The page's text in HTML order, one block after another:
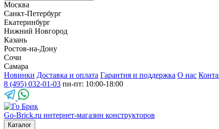
Москва
Санкт-Петербург
Екатеринбург
Нижний Новгород
Казань
Ростов-на-Дону
Сочи
Самара
Новинки Доставка и оплата Гарантия и поддержка О нас
8 (495) 032-01-03 пн-пт: 10:00-18:00
Go-Brick.ru интернет-магазин конструкторов
Каталог